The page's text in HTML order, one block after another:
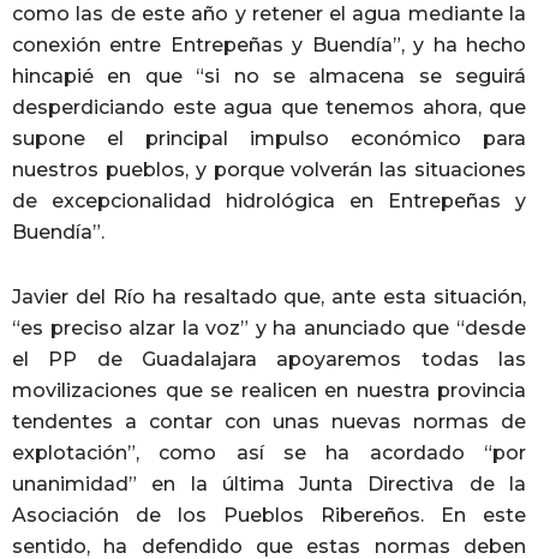
como las de este año y retener el agua mediante la
conexión entre Entrepeñas y Buendía”, y ha hecho
hincapié en que “si no se almacena se seguirá
desperdiciando este agua que tenemos ahora, que
supone el principal impulso económico para
nuestros pueblos, y porque volverán las situaciones
de excepcionalidad hidrológica en Entrepeñas y
Buendía”.
Javier del Río ha resaltado que, ante esta situación,
“es preciso alzar la voz” y ha anunciado que “desde
el PP de Guadalajara apoyaremos todas las
movilizaciones que se realicen en nuestra provincia
tendentes a contar con unas nuevas normas de
explotación”, como así se ha acordado “por
unanimidad” en la última Junta Directiva de la
Asociación de los Pueblos Ribereños. En este
sentido, ha defendido que estas normas deben